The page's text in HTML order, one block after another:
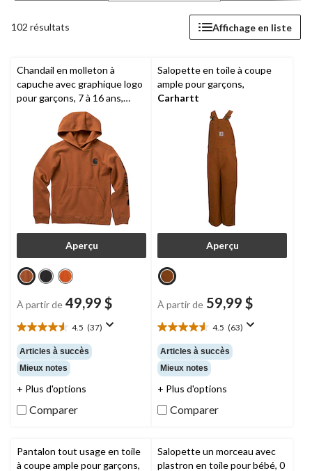
102 résultats Affichage en liste
Chandail en molleton à
capuche avec graphique logo
pour garçons, 7 à 16 ans,
Aperçu
À partir de 49,99 $
4.5 (37)
4.5
étoile(s)
sur
5.
37
Articles à succès
Mieux notes
+ Plus d'options
Comparer
Salopette en toile à coupe
ample pour garçons,
Carhartt
Aperçu
À partir de 59,99 $
4.5 (63)
4.5
étoile(s)
sur
5.
63
Articles à succès
Mieux notes
+ Plus d'options
Comparer
Pantalon tout usage en toile
à coupe ample pour garçons,
Salopette un morceau avec
plastron en toile pour bébé, 0